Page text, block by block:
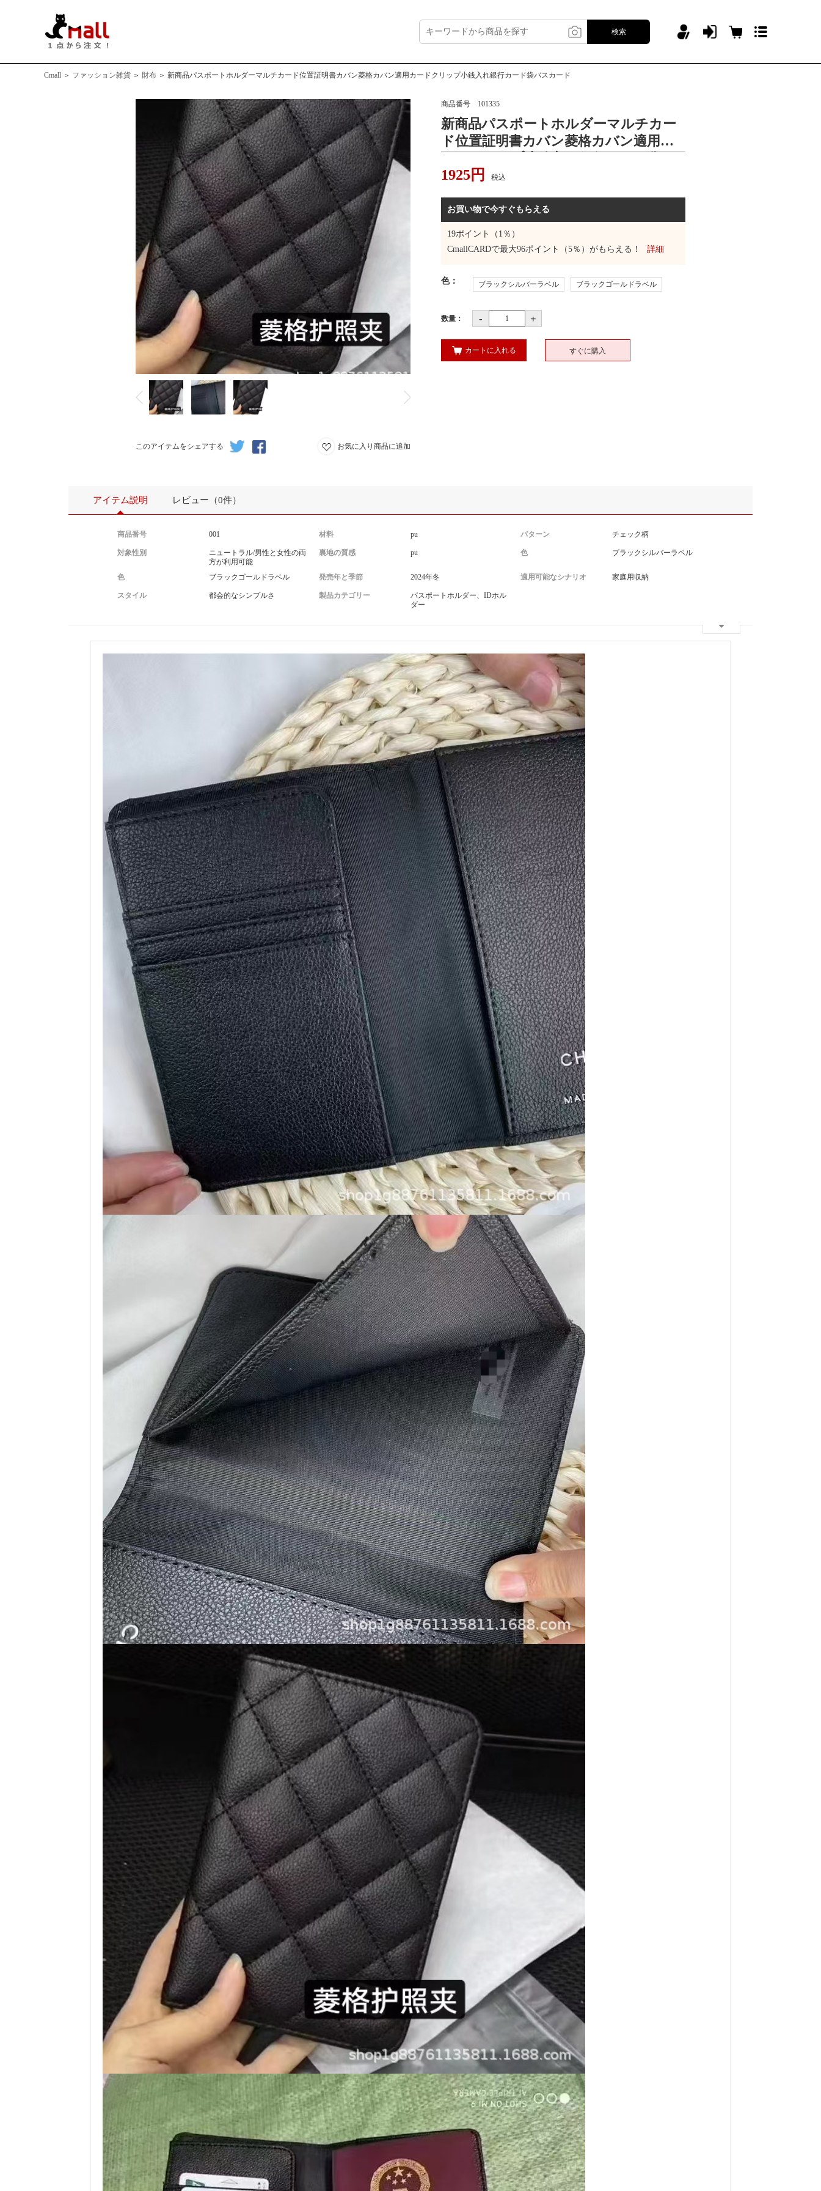
検索
Cmall ＞ ファッション雑貨 ＞ 財布 ＞ 新商品パスポートホルダーマルチカード位置証明書カバン菱格カバン適用カードクリップ小銭入れ銀行カード袋バスカード
このアイテムをシェアする お気に入り商品に追加
商品番号 101335
新商品パスポートホルダーマルチカー
ド位置証明書カバン菱格カバン適用カ
スカード
1925円 税込
お買い物で今すぐもらえる
19ポイント（1％）
CmallCARDで最大96ポイント（5％）がもらえる！ 詳細
色： ブラックシルバーラベル ブラックゴールドラベル
数量： - +
カートに入れる すぐに購入
アイテム説明 レビュー（0件）
商品番号 001 材料 pu パターン チェック柄
対象性別
ニュートラル/男性と女性の両
方が利用可能
裏地の質感 pu 色 ブラックシルバーラベル
色 ブラックゴールドラベル 発売年と季節 2024年冬 適用可能なシナリオ 家庭用収納
スタイル 都会的なシンプルさ 製品カテゴリー
パスポートホルダー、IDホル
ダー